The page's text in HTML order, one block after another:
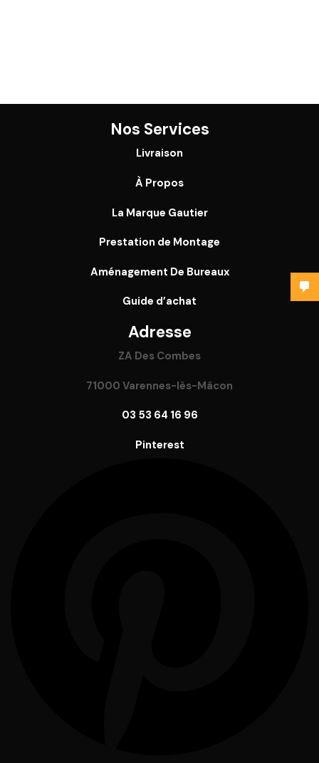
Nos Services
Livraison
À Propos
La Marque Gautier
Prestation de Montage
Aménagement De Bureaux
Guide d’achat
Adresse
ZA Des Combes
71000 Varennes-lès-Mâcon
03 53 64 16 96
Pinterest